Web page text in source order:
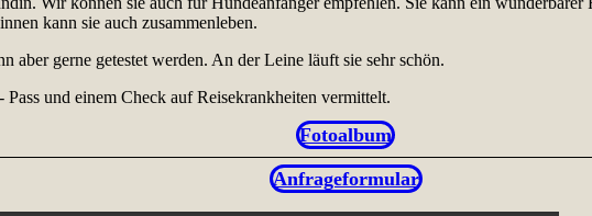
kann sie auch zusammenleben.
aber gerne getestet werden. An der Leine läuft sie sehr schön.
und einem Check auf Reisekrankheiten vermittelt.
Fotoalbum
Anfrageformular